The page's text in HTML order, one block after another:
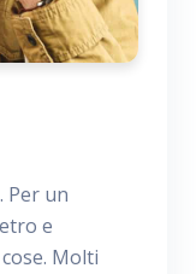
Per un
e
Molti